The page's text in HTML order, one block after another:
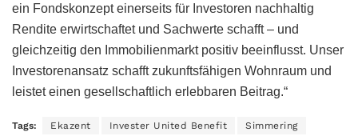
ein Fondskonzept einerseits für Investoren nachhaltig
Rendite erwirtschaftet und Sachwerte schafft – und
gleichzeitig den Immobilienmarkt positiv beeinflusst. Unser
Investorenansatz schafft zukunftsfähigen Wohnraum und
leistet einen gesellschaftlich erlebbaren Beitrag.“
Tags: Ekazent Invester United Benefit Simmering